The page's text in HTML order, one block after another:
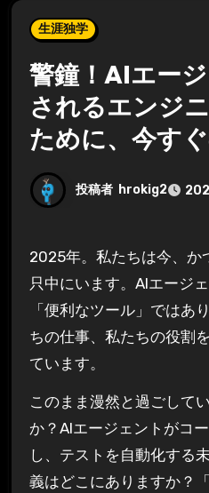
生涯独学
警鐘！AIエー
されるエンジ
ために、今す
投稿者 hrokig2
2025年。私たちは今、かつてない技術変革の波の
只中にいます。AIエージ
「便利なツール」ではあ
ちの仕事、私たちの役割
ています。
このまま漫然と過ごして
か？AIエージェントがコ
し、テストを自動化する
義はどこにありますか？